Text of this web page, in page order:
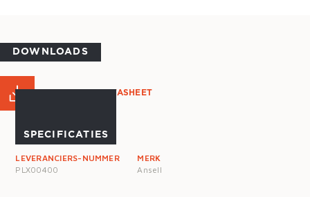
DOWNLOADS
PRODUCT DATASHEET
SPECIFICATIES
LEVERANCIERS-NUMMER
PLX00400
MERK
Ansell